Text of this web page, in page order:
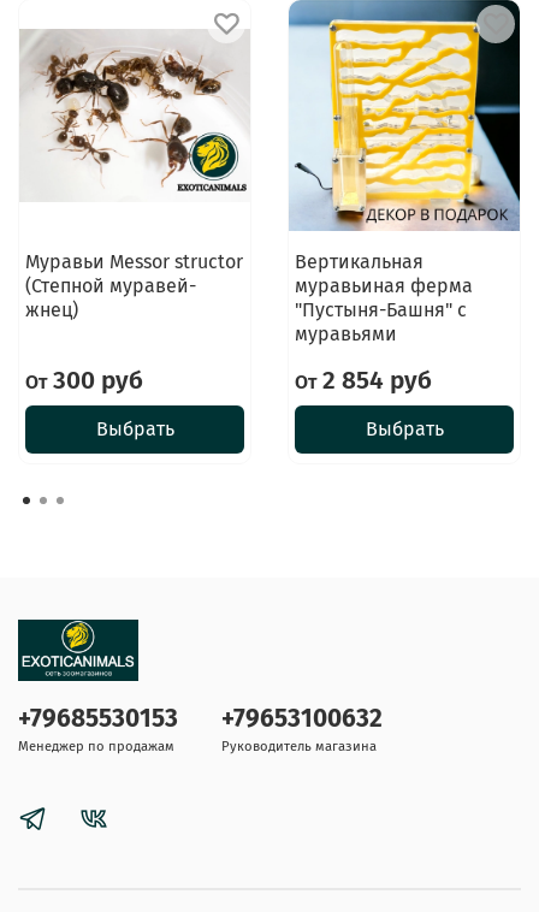
Муравьи Messor structor
(Степной муравей-
жнец)
От300 руб
Выбрать
Вертикальная
муравьиная ферма
"Пустыня-Башня" с
муравьями
От2 854 руб
Выбрать
+79685530153
Менеджер по продажам
+79653100632
Руководитель магазина